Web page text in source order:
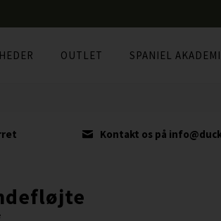
OUTLET SPANIEL
Kontakt os på